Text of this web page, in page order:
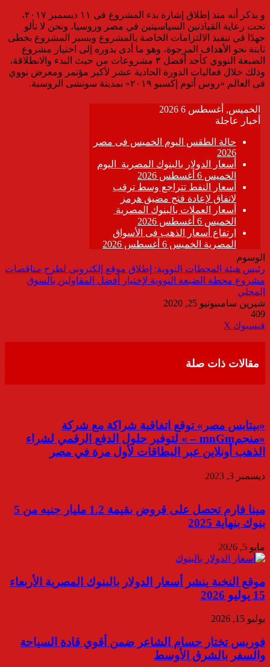
و يذكر أنه منذ إطلاق إشارة بدء المشروع في ١١ ديسمبر ٢٠١٧،
تحت رعاية القيادتين السياسيتين في مصر وروسيا، ونحن لا نألو
جهدًا في تنفيذ الالتزامات الخاصة بالمشروع ويسير المشروع بخطى
ثابتة نحو الأهداف المرجوة، وهو ما أدى بدوره إلى اختيار مشروع
الضبعة النووي كأحد أفضل ٣ مشروعات من حيث البدء والانطلاقة،
وذلك خلال فعاليات الدورة الحادية عشر لأكبر مؤتمر ومعرض نووي
في العالم «روس أتوم إكسبو ٢٠١٩» بمدينة سوتشى الروسية.
الوسوم
رئيس هيئة المحطات النووية: إطلاق موقع إلكتروني لطرح مناقصات
مشروع محطة الضبعة النووية لإختيار أفضل المقاولين بالسوق
المحلي
شيرين سامىيونيو 25, 2020
409
فيسبوك ‫X
مقالات ذات صلة
«بيتابس مصر» توقع اتفاقية شراكة مع شركة
«منجمmnGm – » لتوفير حلول الدفع الرقمي لشراء
الذهب أونلاين عبر البطاقات لأول مرة في مصر
ديسمبر 3, 2023
مينا فارم تحصل على قروض بقيمة 1.2 مليار جنيه من 5
بنوك بنهاية 2025
مايو 5, 2026
موقع النخبة ينشر أسعار الدولار بالبنوك المصرية الأربعاء
15 يوليو 2026
يوليو 15, 2026
فوربس تختار حسام الشاعر ضمن أقوي قادة السياحة
والسفر بالشرق الأوسط